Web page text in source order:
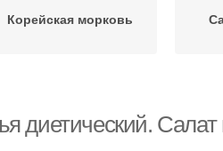
Корейская морковь
диетический.